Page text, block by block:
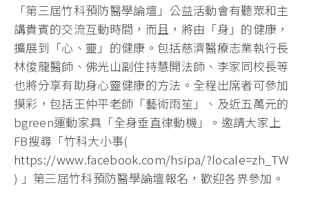
「第三屆竹科預防醫學論壇」公益活動會有聽眾和主
講貴賓的交流互動時間，而且，將由「身」的健康，
擴展到「心、靈」的健康。包括慈濟醫療志業執行長
林俊龍醫師、佛光山副住持慧開法師、李家同校長等
也將分享有助身心靈健康的方法。全程出席者可參加
摸彩，包括王仲平老師「藝術雨笙」、及近五萬元的
bgreen運動家具「全身垂直律動機」。邀請大家上
FB搜尋「竹科大小事(
https://www.facebook.com/hsipa/?locale=zh_TW
) 」第三屆竹科預防醫學論壇報名，歡迎各界參加。